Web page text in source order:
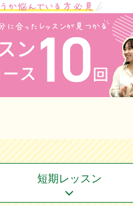
短期レッスン